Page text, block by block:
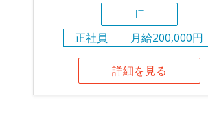
IT
正社員
月給200,000円
詳細を見る